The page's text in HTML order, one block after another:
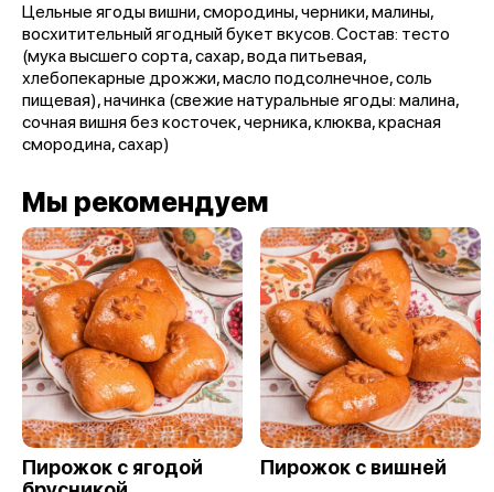
Цельные ягоды вишни, смородины, черники, малины,
восхитительный ягодный букет вкусов. Состав: тесто
(мука высшего сорта, сахар, вода питьевая,
хлебопекарные дрожжи, масло подсолнечное, соль
пищевая), начинка (свежие натуральные ягоды: малина,
сочная вишня без косточек, черника, клюква, красная
смородина, сахар)
Мы рекомендуем
Пирожок с ягодой
Пирожок с вишней